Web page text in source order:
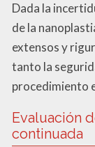
Dada la
de la
extensos y
tanto la
procedimiento
Evaluación
continuada